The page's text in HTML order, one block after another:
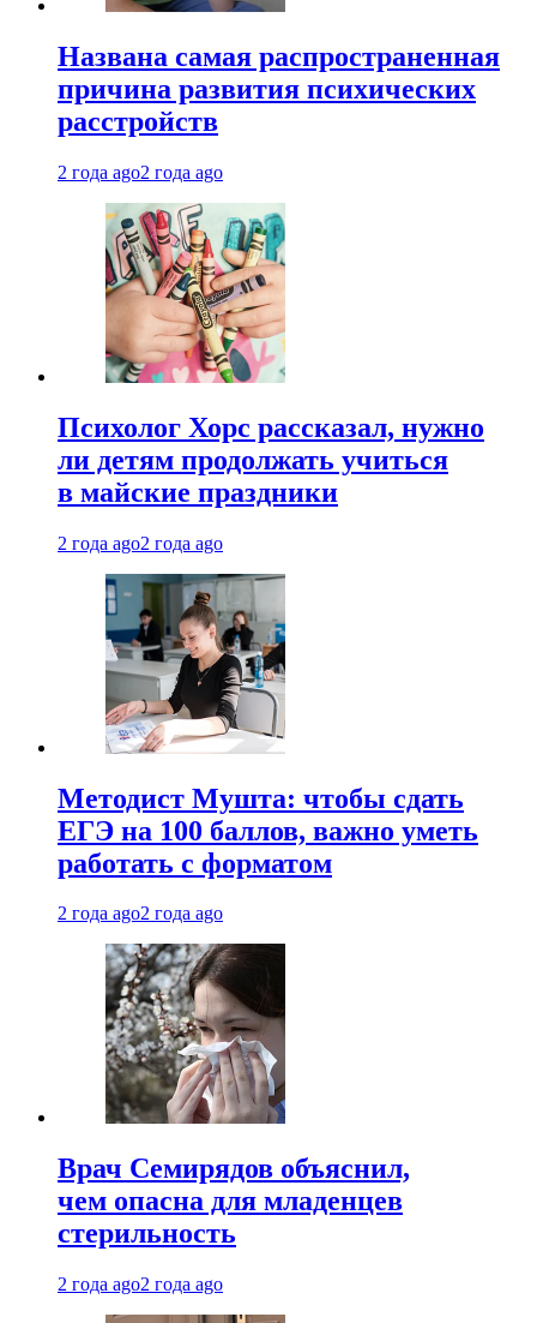
Названа самая распространенная
причина развития психических
расстройств
2 года ago2 года ago
Психолог Хорс рассказал, нужно
ли детям продолжать учиться
в майские праздники
2 года ago2 года ago
Методист Мушта: чтобы сдать
ЕГЭ на 100 баллов, важно уметь
работать с форматом
2 года ago2 года ago
Врач Семирядов объяснил,
чем опасна для младенцев
стерильность
2 года ago2 года ago